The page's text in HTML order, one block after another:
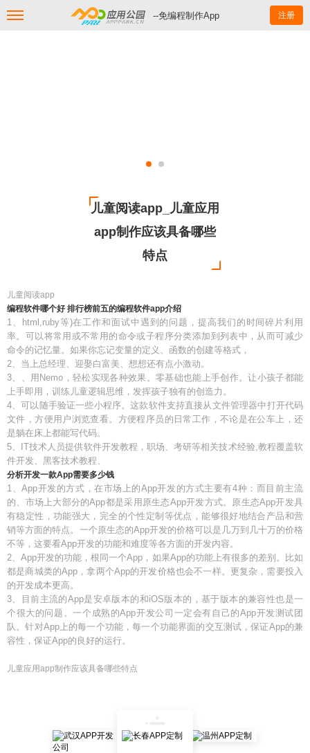
--免编程制作App 注册
儿童阅读app_儿童应用
app制作应该具备哪些
特点
儿童阅读app
编程软件哪个好 排行榜前五的编程软件app介绍
1、html,ruby等)在工作和面试中遇到的问题，提高我们的时间碎片利用
率。可以将常用或不常用的命令或子程序分类添加到列表中，从而可减少
命令的记忆量。如果你忘记变量的定义、函数的创建等格式，
2、当上总经理、迎娶白富美、想想还有点小激动。
3、、用Nemo，轻松实现各种效果。零基础也能上手创作。让小孩子都能
上手即用，训练儿童逻辑思维，发挥孩子独有的创造力。
4、可以随手验证一些小程序。这款软件支持直接从文件管理器中打开代码
文件，方便用户浏览查看。方便程序员的日常工作，不论是在公车上，还
是躺在床上都能写代码。
5、IT技术人员提供软件开发教程，职场、考研等相关技术经验,教程覆盖软
件开发、黑客技术教程、
分析开发一款App需要多少钱
1、App开发的方式，在市场上的App开发的方式主要有4种：而目前主流
的、市场上大部分的App都是采用原生态App开发方式。原生态App开发具
有稳定性，功能强大，完全的个性定制等优点，能够很好地结合产品和营
销等方面的特点。一个原生态的App开发的价格可以是几万到几十万的价格
不等，这要看App开发的功能和难度等各方面的开发内容。
2、App开发的功能，根同一个App，如果App的功能上有很多的差别。比如
都是商城类的App，拿两个App的开发价格也会不一样。更复杂，需要投入
的开发成本更高。
3、目前主流的App是安卓版本的和iOS版本的，基于版本的兼容性也是一
个很大的问题。一个成熟的App开发公司一定会有自己的App开发测试团
队。针对App上的每一个功能，每一个功能界面的交互测试，保证App的兼
容性，保证App的良好的运行。
儿童应用app制作应该具备哪些特点